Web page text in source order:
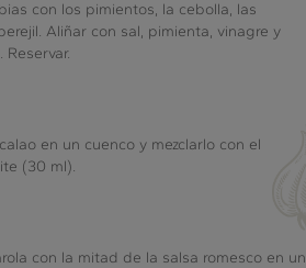
con los pimientos, la cebolla, las
Aliñar con sal, pimienta, vinagre y
en un cuenco y mezclarlo con el
(30 ml).
con la mitad de la salsa romesco en un